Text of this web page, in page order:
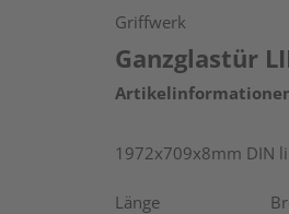
Griffwerk
Ganzglastür
1972x709x8mm DIN
Länge